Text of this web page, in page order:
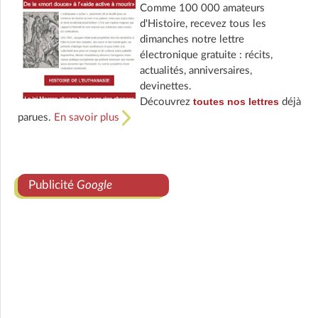
Comme 100 000 amateurs
d'Histoire, recevez tous les
dimanches notre lettre
électronique gratuite : récits,
actualités, anniversaires,
devinettes.
Découvrez toutes nos lettresdéjà
parues. En savoir plus
Publicité Google